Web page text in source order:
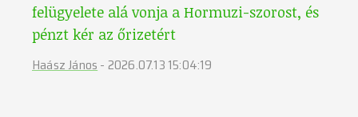
felügyelete alá vonja a Hormuzi-szorost, és
pénzt kér az őrizetért
Haász János- 2026.07.13 15:04:19